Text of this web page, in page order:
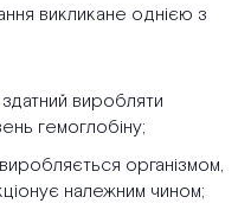
викликане однією з
виробляти
гемоглобіну;
організмом,
належним чином;